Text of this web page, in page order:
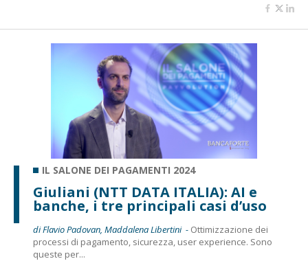
IL SALONE DEI PAGAMENTI 2024
Giuliani (NTT DATA ITALIA): AI e
banche, i tre principali casi d’uso
di Flavio Padovan, Maddalena Libertini - Ottimizzazione dei
processi di pagamento, sicurezza, user experience. Sono
queste per...